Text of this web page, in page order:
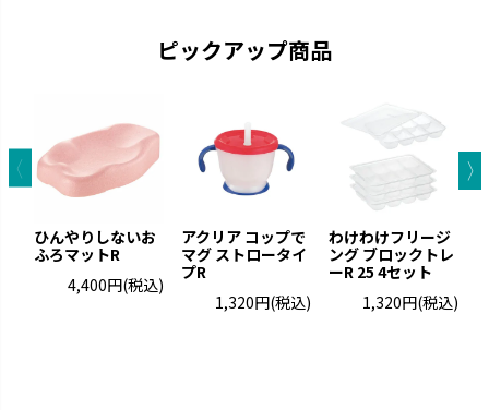
「できた！」に寄り添いなが
ら、次の「やってみたい！」を引
き出します。
ふかふか
赤ちゃんにやさしいエアタイプ
です。
ピックアップ商品
ひんやりしないお
ふろマットR
4,400円(税込)
アクリア コップで
マグ ストロータイ
プR
1,320円(税込)
わけわけフリージ
ング ブロックトレ
ーR 25 4セット
1,320円(税込)